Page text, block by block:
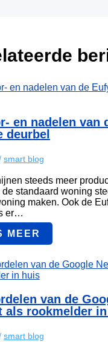
en nadelen van
deurbel
smart blog
steeds meer
de standaard woning
maken. Ook de
er…
MEER
van de
als rookmelder
smart blog